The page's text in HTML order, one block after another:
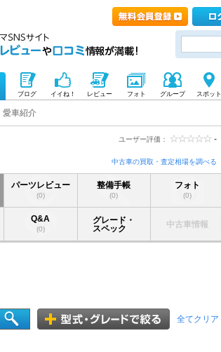
ブログ イイね！ レビュー フォト グループ スポット
愛車紹介
ユーザー評価： -
中古車の買取・査定相場を調べる
パーツレビュー
(0)
整備手帳
(0)
フォト
(0)
Q&A
(0)
グレード・
スペック
中古車情報
全てクリア